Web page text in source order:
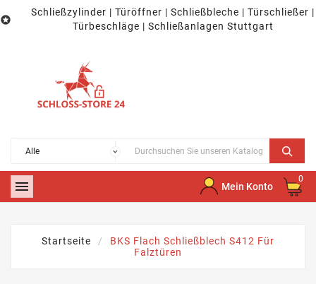

Schließzylinder | Türöffner | Schließbleche | Türschließer |
Türbeschläge | Schließanlagen Stuttgart
 Mein Konto
0
Startseite
BKS Flach Schließblech S412 Für
Falztüren